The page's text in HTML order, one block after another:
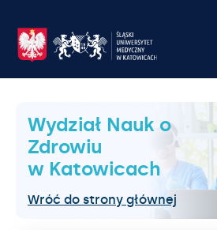
Wydział Nauk o
Zdrowiu
w Katowicach
Wróć do strony głównej